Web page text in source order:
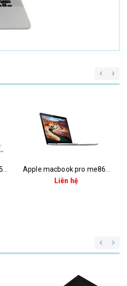
Apple macbook pro me864 i5 (2.4) 4g 128g ssd 13.3''